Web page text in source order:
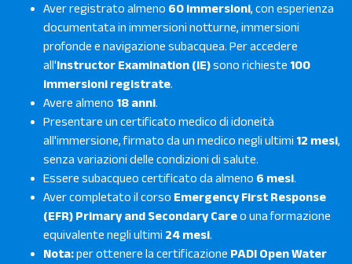
Aver registrato almeno 60 immersioni, con esperienza
documentata in immersioni notturne, immersioni
profonde e navigazione subacquea. Per accedere
all'Instructor Examination (IE)sono richieste 100
immersioni registrate.
Avere almeno 18 anni.
Presentare un certificato medico di idoneità
all'immersione, firmato da un medico negli ultimi 12 mesi,
senza variazioni delle condizioni di salute.
Essere subacqueo certificato da almeno 6 mesi.
Aver completato il corso Emergency First Response
(EFR) Primary and Secondary Careo una formazione
equivalente negli ultimi 24 mesi.
Nota:per ottenere la certificazione PADI Open Water